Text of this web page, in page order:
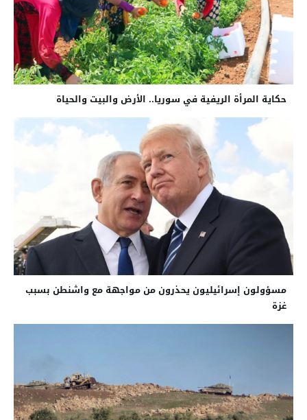
حكاية المرأة الريفية في سوريا.. الأرض والبيت والحياة
مسؤولون إسرائيليون يحذرون من مواجهة مع واشنطن بسبب
غزة